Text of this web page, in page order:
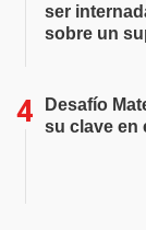
ser
sobre un
Desafío
su clave en